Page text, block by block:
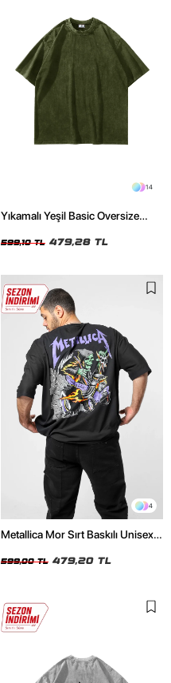
14
Yıkamalı Yeşil Basic Oversize
599,10 TL 479,28 TL
4
Metallica Mor Sırt Baskılı Unisex
599,00 TL 479,20 TL